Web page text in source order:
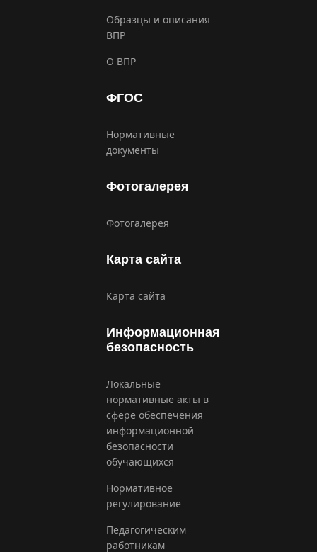
Образцы и описания
ВПР
О ВПР
ФГОС
Нормативные
документы
Фотогалерея
Фотогалерея
Карта сайта
Карта сайта
Информационная
безопасность
Локальные
нормативные акты в
сфере обеспечения
информационной
безопасности
обучающихся
Нормативное
регулирование
Педагогическим
работникам